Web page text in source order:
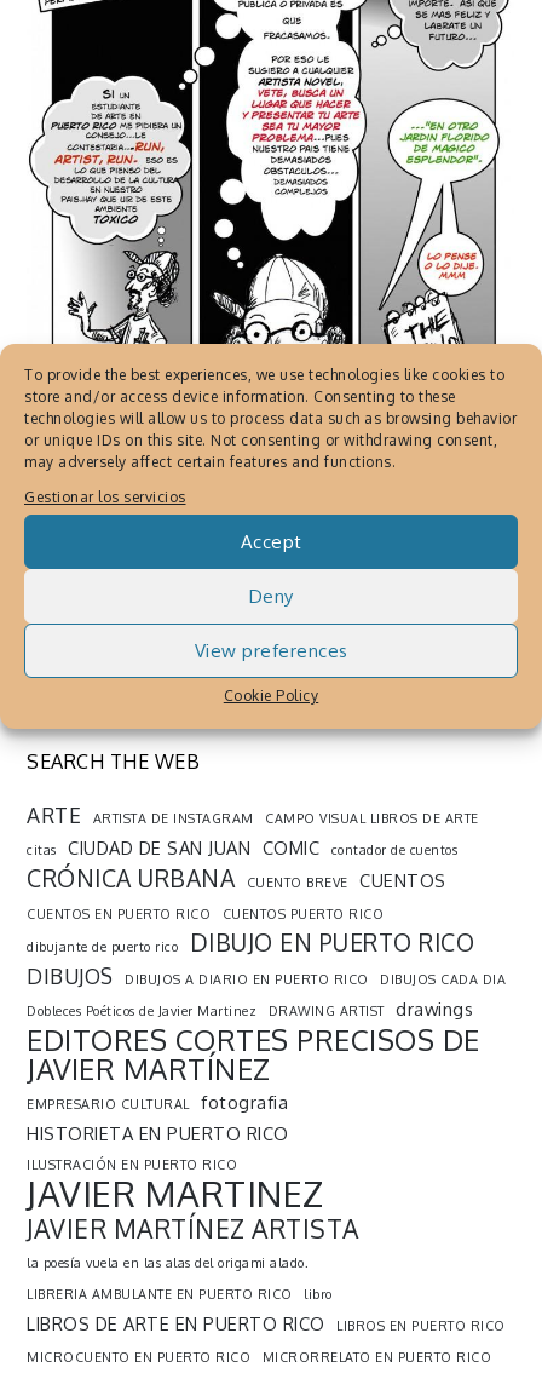
To provide the best experiences, we use technologies like cookies to
store and/or access device information. Consenting to these
technologies will allow us to process data such as browsing behavior
or unique IDs on this site. Not consenting or withdrawing consent,
may adversely affect certain features and functions.
Gestionar los servicios
Accept
Deny
View preferences
Cookie Policy
COMICS PUERTO RICO,CRUDA REALIDAD
BY JAVIER MARTINEZ
Cruda Realidad, webcómic o
Comic Strip Social
Cronica Urbana
Cruda realidad, webcómic que narra
situaciones en la política y en lo social.
SEARCH THE WEB
ARTE ARTISTA DE INSTAGRAM
CAMPO VISUAL LIBROS DE ARTE
citas
CIUDAD DE SAN JUAN COMIC contador de cuentos
CRÓNICA URBANA CUENTO BREVE CUENTOS
CUENTOS EN PUERTO RICO
CUENTOS PUERTO RICO
dibujante de puerto rico
DIBUJO EN PUERTO RICO
DIBUJOS DIBUJOS A DIARIO EN PUERTO RICO
DIBUJOS CADA DIA
Dobleces Poéticos de Javier Martinez
DRAWING ARTIST drawings
EDITORES CORTES PRECISOS DE
JAVIER MARTÍNEZ
EMPRESARIO CULTURAL
fotografia
HISTORIETA EN PUERTO RICO
ILUSTRACIÓN EN PUERTO RICO
JAVIER MARTINEZ
JAVIER MARTÍNEZ ARTISTA
la poesía vuela en las alas del origami alado.
LIBRERIA AMBULANTE EN PUERTO RICO
libro
LIBROS DE ARTE EN PUERTO RICO
LIBROS EN PUERTO RICO
MICROCUENTO EN PUERTO RICO
MICRORRELATO EN PUERTO RICO